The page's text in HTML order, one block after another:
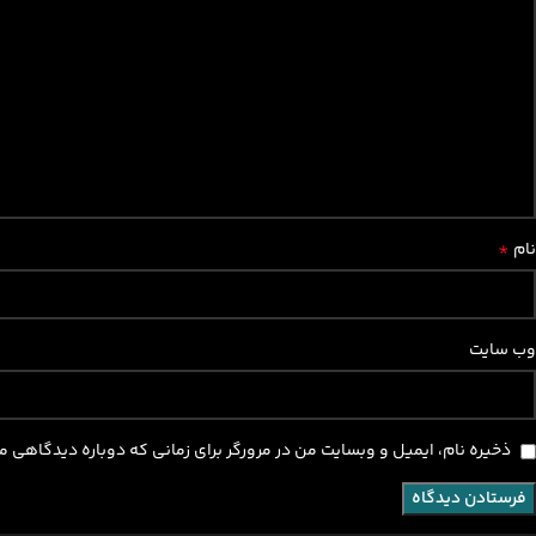
نام *
وب‌ سایت
ذخیره نام، ایمیل و وبسایت من در مرورگر برای زمانی که دوباره